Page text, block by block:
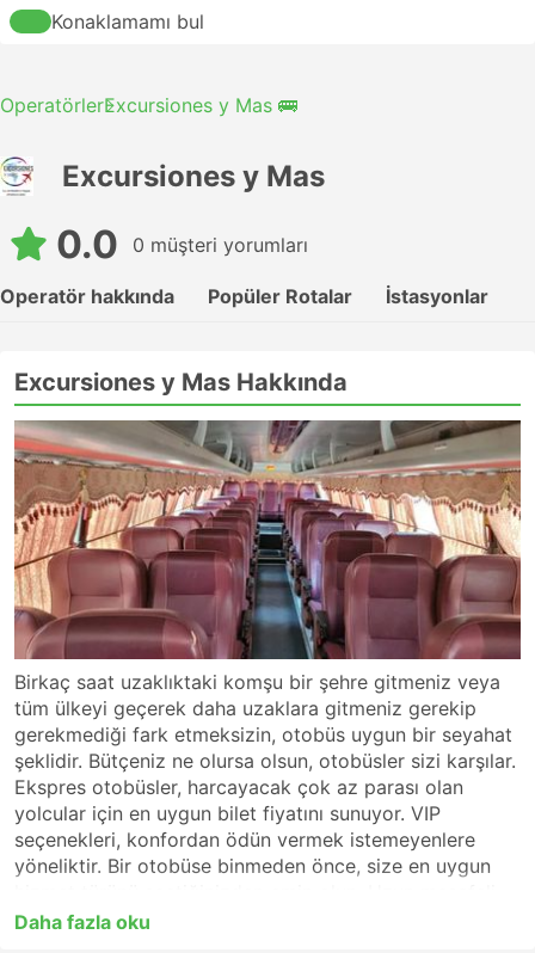
Konaklamamı bul
OperatörlerExcursiones y Mas 🚌
Excursiones y Mas
0.0 0 müşteri yorumları
Operatör hakkında Popüler Rotalar İstasyonlar
Excursiones y Mas Hakkında
Birkaç saat uzaklıktaki komşu bir şehre gitmeniz veya
tüm ülkeyi geçerek daha uzaklara gitmeniz gerekip
gerekmediği fark etmeksizin, otobüs uygun bir seyahat
şeklidir. Bütçeniz ne olursa olsun, otobüsler sizi karşılar.
Ekspres otobüsler, harcayacak çok az parası olan
yolcular için en uygun bilet fiyatını sunuyor. VIP
seçenekleri, konfordan ödün vermek istemeyenlere
yöneliktir. Bir otobüse binmeden önce, size en uygun
bir yolculuk için, varış noktanıza kesintisiz hizmet
Daha fazla oku